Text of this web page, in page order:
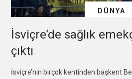
DÜNYA
İsviçre’de sağlık
çıktı
İsviçre’nin birçok kentinden başkent